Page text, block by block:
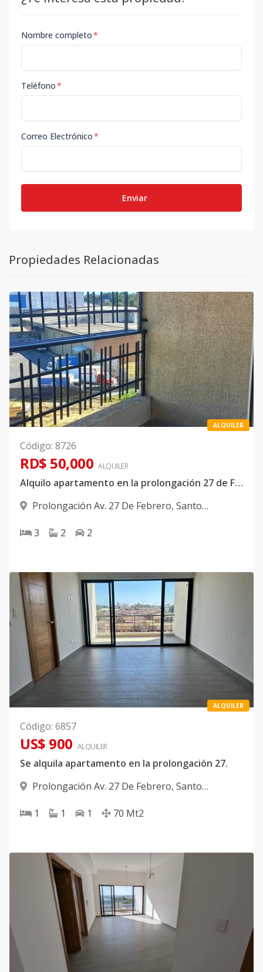
Nombre completo*
Teléfono*
Correo Electrónico*
Enviar
Propiedades Relacionadas
ALQUILER
Código: 8726
RD$ 50,000 ALQUILER
Alquilo apartamento en la prolongación 27 de Febrero Próximo a Occidental Mall
Prolongación Av. 27 De Febrero, Santo
3
2 2
ALQUILER
Código: 6857
US$ 900 ALQUILER
Se alquila apartamento en la prolongación 27.
Prolongación Av. 27 De Febrero, Santo
1
1 1 70 Mt2